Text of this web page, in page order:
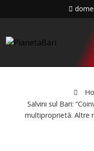
Salvini sul Bari:
multiproprietà. Altre